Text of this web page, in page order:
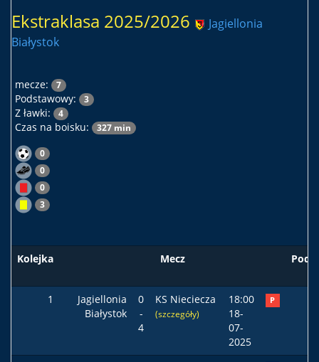
Ekstraklasa 2025/2026
Jagiellonia
Białystok
mecze: 7
Podstawowy: 3
Z ławki: 4
Czas na boisku: 327 min
0
0
0
3
Kolejka Mecz Podst
1
Jagiellonia
Białystok
0
-
4
KS Nieciecza
(szczegóły)
18:00
18-
07-
2025
P